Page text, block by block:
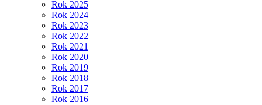
Rok 2025
Rok 2024
Rok 2023
Rok 2022
Rok 2021
Rok 2020
Rok 2019
Rok 2018
Rok 2017
Rok 2016